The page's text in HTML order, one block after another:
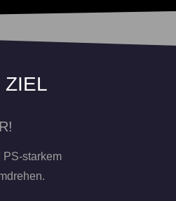
ZIEL
PS-starkem